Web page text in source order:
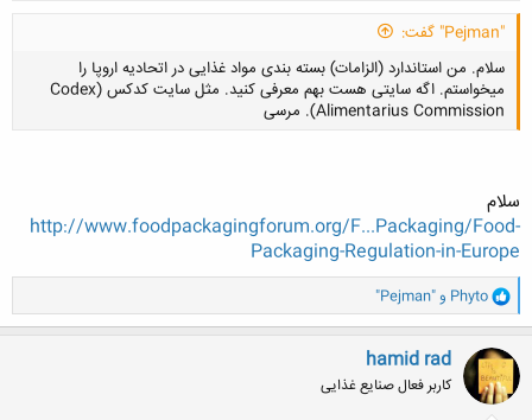
"Pejman" گفت:
سلام. من استاندارد (الزامات) بسته بندی مواد غذایی در اتحادیه اروپا را
میخواستم. اگه سایتی هست بهم معرفی کنید. مثل سایت کدکس (Codex
Alimentarius Commission). مرسی
کلیک کنید تا باز شود...
سلام
http://www.foodpackagingforum.org/F...Packaging/Food-
Packaging-Regulation-in-Europe
و
ا
ک
ن
ش
ه
ا
Phyto و "Pejman"
hamid rad
کاربر فعال صنایع غذایی